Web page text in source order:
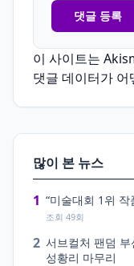
이 사이트는
댓글 데이터가
많이 본 뉴스
1 “미술대회 1위
조회 49회
2 서브컬처 팬덤 부
성황리 마무리